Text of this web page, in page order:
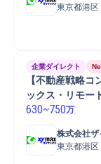
東京都港区
企業ダイレクト
【不動産戦略
ックス・リモー
630~750万
株式会社
東京都港区